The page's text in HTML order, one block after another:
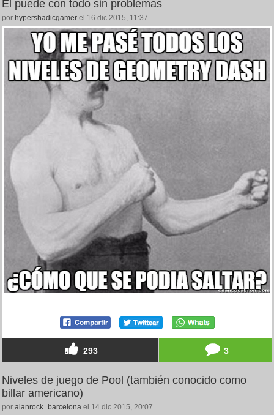
Él puede con todo sin problemas
por hypershadicgamer el 16 dic 2015, 11:37
293 3
Niveles de juego de Pool (también conocido como
billar americano)
por alanrock_barcelona el 14 dic 2015, 20:07